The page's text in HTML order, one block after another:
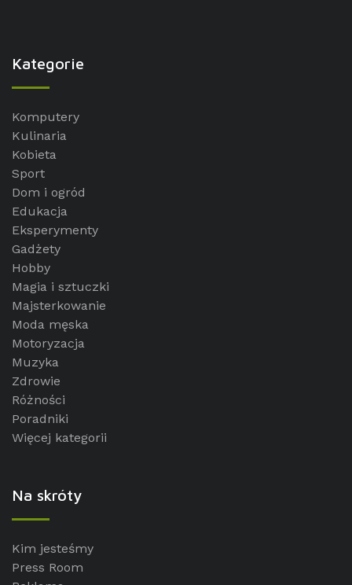
Kategorie
Komputery
Kulinaria
Kobieta
Sport
Dom i ogród
Edukacja
Eksperymenty
Gadżety
Hobby
Magia i sztuczki
Majsterkowanie
Moda męska
Motoryzacja
Muzyka
Zdrowie
Różności
Poradniki
Więcej kategorii
Na skróty
Kim jesteśmy
Press Room